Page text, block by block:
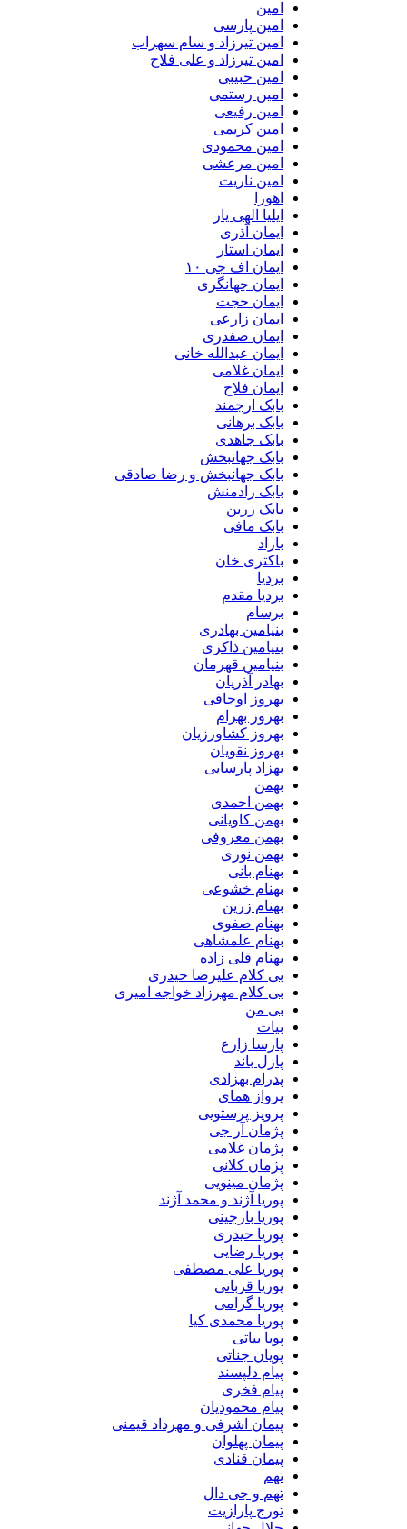
امین پارسی
امین تیرزاد و سام سهراب
امین تیرزاد و علی فلاح
امین حبیبی
امین رستمی
امین رفیعی
امین کریمی
امین محمودی
امین مرعشی
امین ناریت
ایلیا الهی یار
ایمان آذری
ایمان استار
ایمان اف جی ۱۰
ایمان جهانگری
ایمان حجت
ایمان زارعی
ایمان صفدری
ایمان عبدالله خانی
ایمان غلامی
ایمان فلاح
بابک ارجمند
بابک برهانی
بابک جاهدی
بابک جهانبخش
بابک جهانبخش و رضا صادقی
بابک رادمنش
بابک زرین
بابک مافی
باکتری خان
بردیا مقدم
بنیامین بهادری
بنیامین ذاکری
بنیامین قهرمان
بهادر آذریان
بهروز اوجاقی
بهروز بهرام
بهروز کشاورزیان
بهروز نقویان
بهزاد پارسایی
بهمن احمدی
بهمن کاویانی
بهمن معروفی
بهمن نوری
بهنام بانی
بهنام خشوعی
بهنام زرین
بهنام صفوی
بهنام علمشاهی
بهنام قلی زاده
بی کلام علیرضا حیدری
بی کلام مهرزاد خواجه امیری
پارسا زارع
پازل باند
پدرام بهزادی
پرواز همای
پرویز پرستویی
پژمان آر جی
پژمان غلامی
پژمان کلانی
پژمان مینویی
پوریا آژند و محمد آژند
پوریا بارجینی
پوریا حیدری
پوریا رضایی
پوریا علی مصطفی
پوریا قربانی
پوریا گرامی
پوریا محمدی کیا
پویا بیاتی
پویان جناتی
پیام دلپسند
پیام فخری
پیام محمودیان
پیمان اشرفی و مهرداد قیمنی
پیمان پهلوان
پیمان قنادی
تهم و جی دال
تورج پارازیت